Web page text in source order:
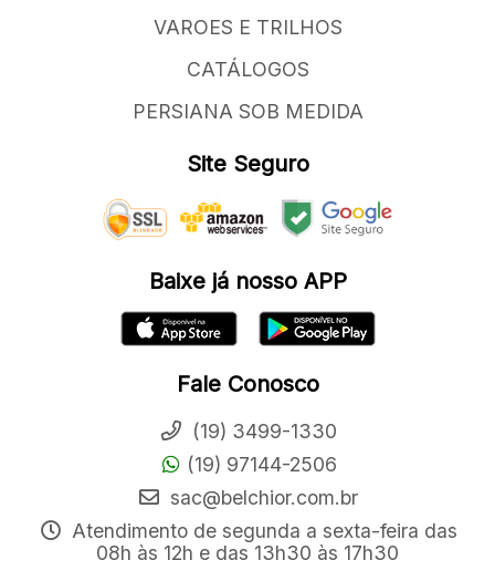
VAROES E TRILHOS
CATÁLOGOS
PERSIANA SOB MEDIDA
Site Seguro
Baixe já nosso APP
Fale Conosco
(19) 3499-1330
(19) 97144-2506
sac@belchior.com.br
Atendimento de segunda a sexta-feira das
08h às 12h e das 13h30 às 17h30